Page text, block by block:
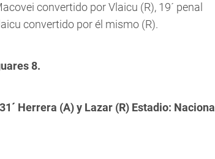
convertido por Vlaicu (R), 19´ penal
convertido por él mismo (R).
8.
Herrera (A) y Lazar (R) Estadio: Nacional